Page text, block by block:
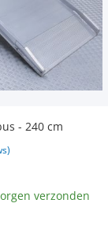
- 240 cm
verzonden